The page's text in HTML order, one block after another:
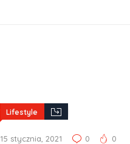
Lifestyle
15 stycznia, 2021 0 0